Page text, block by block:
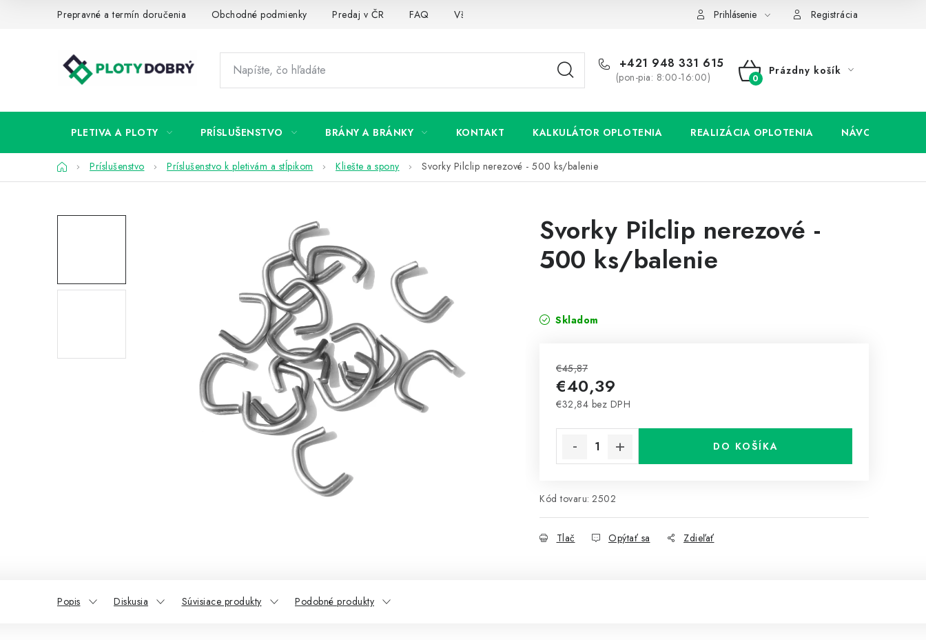
Prepravné a termín doručenia Obchodné podmienky Predaj v ČR FAQ Všetko o súboroch cookies Prihlásenie Registrácia
+421 948 331 615
(pon-pia: 8:00-16:00)
NÁKUPNÝ
Prázdny košík
PLETIVA A PLOTY PRÍSLUŠENSTVO BRÁNY A BRÁNKY KONTAKT KALKULÁTOR OPLOTENIA REALIZÁCIA OPLOTENIA NÁVODY
DomovPríslušenstvo Príslušenstvo k pletivám a stĺpikom Kliešte a spony Svorky Pilclip nerezové - 500 ks/balenie
Svorky Pilclip nerezové -
500 ks/balenie
Skladom
€45,87
€40,39
€32,84 bez DPH
DO KOŠÍKA
Kód tovaru: 2502
Tlač Opýtať sa Zdieľať
Popis Diskusia Súvisiace produkty Podobné produkty